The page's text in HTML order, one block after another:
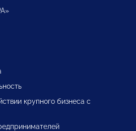
крупного бизнеса с